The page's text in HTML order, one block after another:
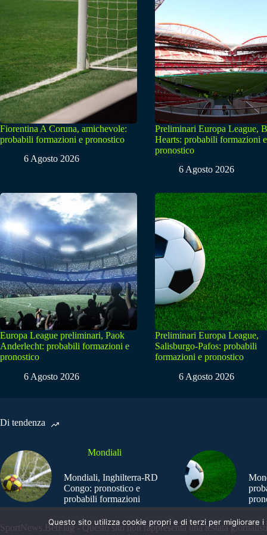
Fiorentina A Coruna, amichevole:
probabili formazioni e pronostico
6 Agosto 2026
Preliminari Europa League,
Hearts: probabili formazioni e
pronostico
6 Agosto 2026
Europa League preliminari, Paok
Anderlecht: probabili formazioni e
pronostico
6 Agosto 2026
Preliminari Europa League,
Salisburgo-Pafos: probabili
formazioni e pronostico
6 Agosto 2026
Di tendenza
Mondiali
Mondiali, Inghilterra-RD
Congo: pronostico e
probabili formazioni
SportNews.BetFlag - Questo sito non rappresenta una testata
Questo sito utilizza cookie propri e di terzi per migliorare